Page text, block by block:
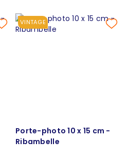
VINTAGE
Porte-photo 10 x 15 cm -
Ribambelle